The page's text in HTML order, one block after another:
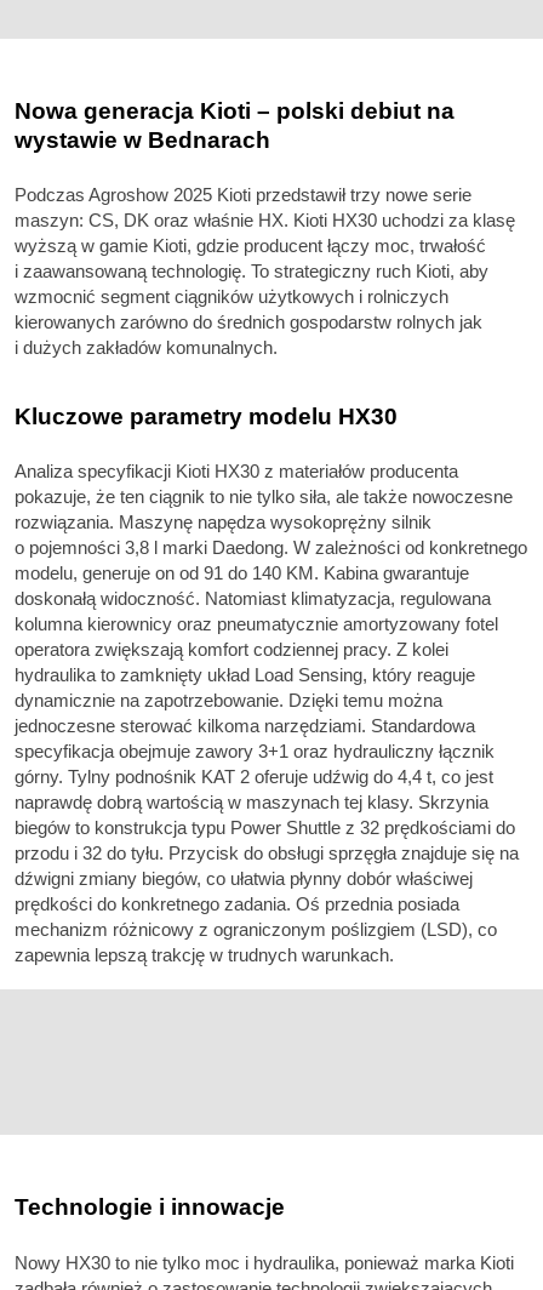
Nowa generacja Kioti – polski debiut na
wystawie w Bednarach
Podczas Agroshow 2025 Kioti przedstawił trzy nowe serie
maszyn: CS, DK oraz właśnie HX. Kioti HX30 uchodzi za klasę
wyższą w gamie Kioti, gdzie producent łączy moc, trwałość
i zaawansowaną technologię. To strategiczny ruch Kioti, aby
wzmocnić segment ciągników użytkowych i rolniczych
kierowanych zarówno do średnich gospodarstw rolnych jak
i dużych zakładów komunalnych.
Kluczowe parametry modelu HX30
Analiza specyfikacji Kioti HX30 z materiałów producenta
pokazuje, że ten ciągnik to nie tylko siła, ale także nowoczesne
rozwiązania. Maszynę napędza wysokoprężny silnik
o pojemności 3,8 l marki Daedong. W zależności od konkretnego
modelu, generuje on od 91 do 140 KM. Kabina gwarantuje
doskonałą widoczność. Natomiast klimatyzacja, regulowana
kolumna kierownicy oraz pneumatycznie amortyzowany fotel
operatora zwiększają komfort codziennej pracy. Z kolei
hydraulika to zamknięty układ Load Sensing, który reaguje
dynamicznie na zapotrzebowanie. Dzięki temu można
jednoczesne sterować kilkoma narzędziami. Standardowa
specyfikacja obejmuje zawory 3+1 oraz hydrauliczny łącznik
górny. Tylny podnośnik KAT 2 oferuje udźwig do 4,4 t, co jest
naprawdę dobrą wartością w maszynach tej klasy. Skrzynia
biegów to konstrukcja typu Power Shuttle z 32 prędkościami do
przodu i 32 do tyłu. Przycisk do obsługi sprzęgła znajduje się na
dźwigni zmiany biegów, co ułatwia płynny dobór właściwej
prędkości do konkretnego zadania. Oś przednia posiada
mechanizm różnicowy z ograniczonym poślizgiem (LSD), co
zapewnia lepszą trakcję w trudnych warunkach.
Technologie i innowacje
Nowy HX30 to nie tylko moc i hydraulika, ponieważ marka Kioti